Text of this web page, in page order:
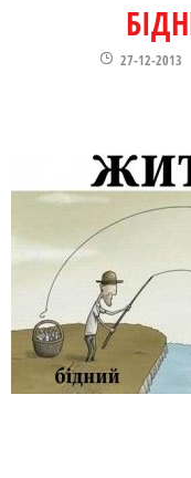
27-12-2013